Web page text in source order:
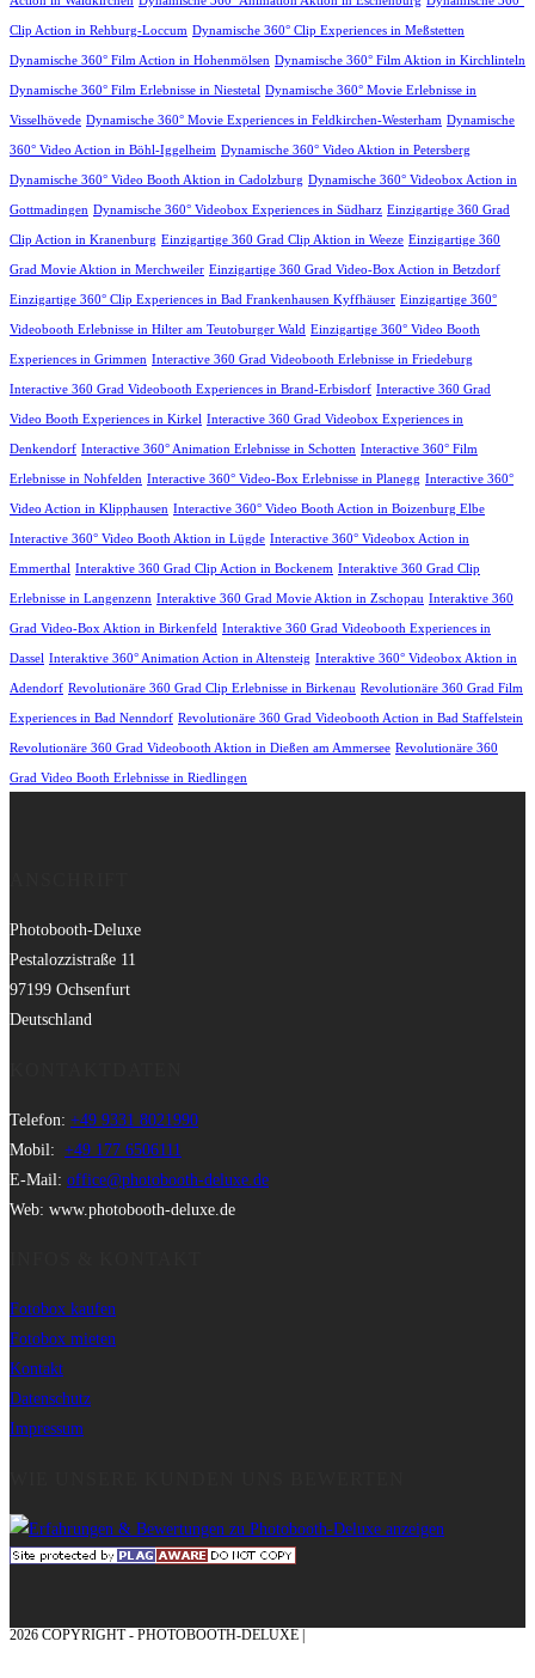
Clip Action in Rehburg-Loccum Dynamische 360° Clip Experiences in Meßstetten
Dynamische 360° Film Action in Hohenmölsen Dynamische 360° Film Aktion in Kirchlinteln
Dynamische 360° Film Erlebnisse in Niestetal Dynamische 360° Movie Erlebnisse in
Visselhövede Dynamische 360° Movie Experiences in Feldkirchen-Westerham Dynamische
360° Video Action in Böhl-Iggelheim Dynamische 360° Video Aktion in Petersberg
Dynamische 360° Video Booth Aktion in Cadolzburg Dynamische 360° Videobox Action in
Gottmadingen Dynamische 360° Videobox Experiences in Südharz Einzigartige 360 Grad
Clip Action in Kranenburg Einzigartige 360 Grad Clip Aktion in Weeze Einzigartige 360
Grad Movie Aktion in Merchweiler Einzigartige 360 Grad Video-Box Action in Betzdorf
Einzigartige 360° Clip Experiences in Bad Frankenhausen Kyffhäuser Einzigartige 360°
Videobooth Erlebnisse in Hilter am Teutoburger Wald Einzigartige 360° Video Booth
Experiences in Grimmen Interactive 360 Grad Videobooth Erlebnisse in Friedeburg
Interactive 360 Grad Videobooth Experiences in Brand-Erbisdorf Interactive 360 Grad
Video Booth Experiences in Kirkel Interactive 360 Grad Videobox Experiences in
Denkendorf Interactive 360° Animation Erlebnisse in Schotten Interactive 360° Film
Erlebnisse in Nohfelden Interactive 360° Video-Box Erlebnisse in Planegg Interactive 360°
Video Action in Klipphausen Interactive 360° Video Booth Action in Boizenburg Elbe
Interactive 360° Video Booth Aktion in Lügde Interactive 360° Videobox Action in
Emmerthal Interaktive 360 Grad Clip Action in Bockenem Interaktive 360 Grad Clip
Erlebnisse in Langenzenn Interaktive 360 Grad Movie Aktion in Zschopau Interaktive 360
Grad Video-Box Aktion in Birkenfeld Interaktive 360 Grad Videobooth Experiences in
Dassel Interaktive 360° Animation Action in Altensteig Interaktive 360° Videobox Aktion in
Adendorf Revolutionäre 360 Grad Clip Erlebnisse in Birkenau Revolutionäre 360 Grad Film
Experiences in Bad Nenndorf Revolutionäre 360 Grad Videobooth Action in Bad Staffelstein
Revolutionäre 360 Grad Videobooth Aktion in Dießen am Ammersee Revolutionäre 360
Grad Video Booth Erlebnisse in Riedlingen
Photobooth-Deluxe
Pestalozzistraße 11
97199 Ochsenfurt
Deutschland
Telefon: +49 9331 8021990
Mobil: +49 177 6506111
E-Mail: office@photobooth-deluxe.de
Web: www.photobooth-deluxe.de
Fotobox kaufen
Fotobox mieten
Kontakt
Datenschutz
Impressum
2026 COPYRIGHT - PHOTOBOOTH-DELUXE |